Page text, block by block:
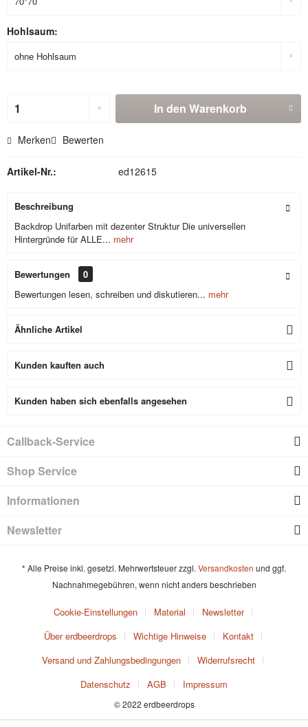
Hohlsaum:
In den Warenkorb
Merken Bewerten
Artikel-Nr.: ed12615
Beschreibung
Backdrop Unifarben mit dezenter Struktur Die universellen
Hintergründe für ALLE... mehr
Bewertungen
0
Bewertungen lesen, schreiben und diskutieren... mehr
Ähnliche Artikel
Kunden kauften auch
Kunden haben sich ebenfalls angesehen
Callback-Service
Shop Service
Informationen
Newsletter
* Alle Preise inkl. gesetzl. Mehrwertsteuer zzgl. Versandkosten und ggf.
Nachnahmegebühren, wenn nicht anders beschrieben
Cookie-Einstellungen Material
Newsletter
Über erdbeerdrops
Wichtige Hinweise
Kontakt
Versand und Zahlungsbedingungen
Widerrufsrecht
Datenschutz
AGB Impressum
© 2022 erdbeerdrops